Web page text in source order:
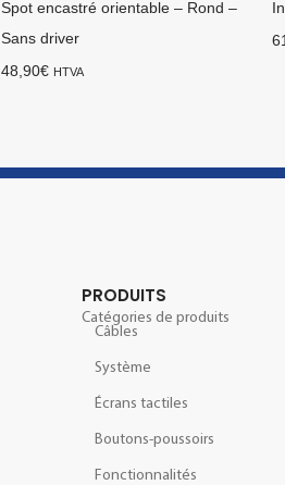
Spot encastré orientable – Rond –
Sans driver
48,90€ HTVA
PRODUITS
Catégories de produits
Câbles
Système
Écrans tactiles
Boutons-poussoirs
Fonctionnalités